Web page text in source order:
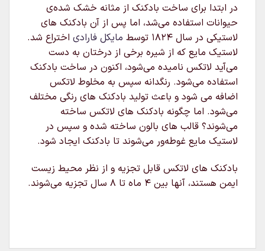
در ابتدا برای ساخت بادکنک از مثانه خشک شده‌ی
حیوانات استفاده می‌شد، اما پس از آن بادکنک های
لاستیکی در سال ۱۸۲۴ توسط
مایکل فارادی اختراع شد.
لاستیک مایع که از شیره برخی از درختان به دست
می‌آید لاتکس نامیده می‌شود، اکنون در ساخت بادکنک
استفاده می‌شود. رنگدانه سپس به مخلوط لاتکس
اضافه می شود و باعث تولید بادکنک های رنگی مختلف
می‌شود. اما چگونه بادکنک های لاتکس ساخته
می‌شوند؟ قالب های بالون ساخته شده و سپس در
لاستیک مایع غوطه‌ور می‌شوند تا بادکنک ایجاد شود.
بادکنک های لاتکس قابل تجزیه و از نظر محیط زیست
ایمن هستند، آنها بین ۴ ماه تا ۸ سال تجزیه می‌شوند.